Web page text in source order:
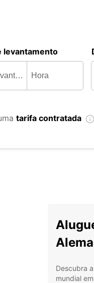
levantamento
tarifa contratada
Descubra
mundial